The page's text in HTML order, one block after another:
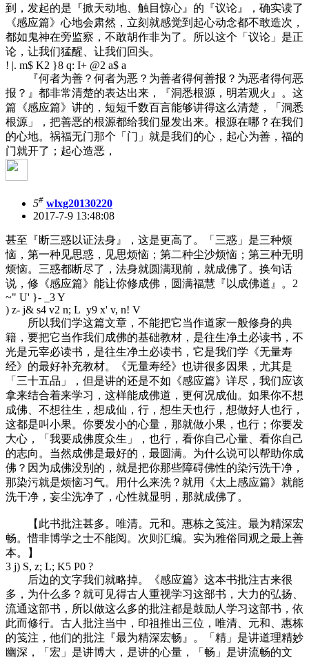
到，发起的是『掀天动地、触目惊心』的『议论』，确实读了
《感应篇》心地会肃然，立刻就感觉到起心动念都不敢造次，
都如鬼神在旁监察，不敢胡作非为了。所以这个「议论」是正
论，让我们猛醒、让我们回头。
! |. m$ K2 }8 q: I+ @2 a$ a
『何者为善？何者为恶？为善者得何善报？为恶者得何恶
报？』都非常清楚的表达出来，『洞悉根源，明若观火』。这
篇《感应篇》讲的，短短千数百言能够讲得这么清楚，「洞悉
根源」，把善恶的根源都给我们显发出来。根源在哪？在我们
的心地。祸福无门那个「门」就是我们的心，起心为善，福的
门就开了；起心造恶，
5# wlxg20130220
2017-7-9 13:48:08
甚至『断三惑以证法身』，这是更高了。「三惑」是三种烦
恼，第一种见思惑，见思烦恼；第二种尘沙烦恼；第三种无明
烦恼。三惑都断尽了，法身就圆满现前，就成佛了。换句话
说，修《感应篇》能让你修成佛，圆满福慧『以成佛道』。 2
~" U' }- _3 Y
) z- j& s4 v2 n; L y9 x' v, n! V
所以我们学这篇文章，不能把它当作道家一般修身的典
籍，要把它当作我们成佛的基础教材，是往生净土必读书，不
光是元宰必读书，是往生净土必读书，它是我们学《无量寿
经》的最好补充教材。《无量寿经》也讲很多因果，尤其是
「三十五品」，但是讲的还是不如《感应篇》详尽，我们应该
拿来结合着来学习，这样能成佛道，更何况成仙。如果你不想
成佛、不想往生，想成仙，行，想生天也行，想做好人也行，
这都是叫小果。你要发小的心量，那就做小果，也行；你要发
大心，「我要成佛度众生」，也行，看你自己心量、看你自己
的志向。当然成佛是最好的，最圆满。为什么说可以帮助你成
佛？因为成佛没别的，就是把你那些障碍佛性的染污洗干净，
那染污就是烦恼习气。用什么来洗？就用《太上感应篇》就能
洗干净，妄尘洗净了，心性就显明，那就成佛了。
【此书批注甚多。唯清。元和。惠栋之笺注。最为精深宏
畅。惜非博学之士不能阅。次则汇编。实为雅俗同观之最上善
本。】
3 j) S, z; L; K5 P0 ?
后边的文字我们就略掉。《感应篇》这本书批注古来很
多，为什么多？就可见得古人重视学习这部书，大力的弘扬、
流通这部书，所以做这么多的批注都是鼓励人学习这部书，依
此而修行。古人批注当中，印祖推出三位，唯清、元和、惠栋
的笺注，他们的批注『最为精深宏畅』。「精」是讲道理精妙
幽深，「宏」是讲博大，是讲的心量，「畅」是讲流畅的文